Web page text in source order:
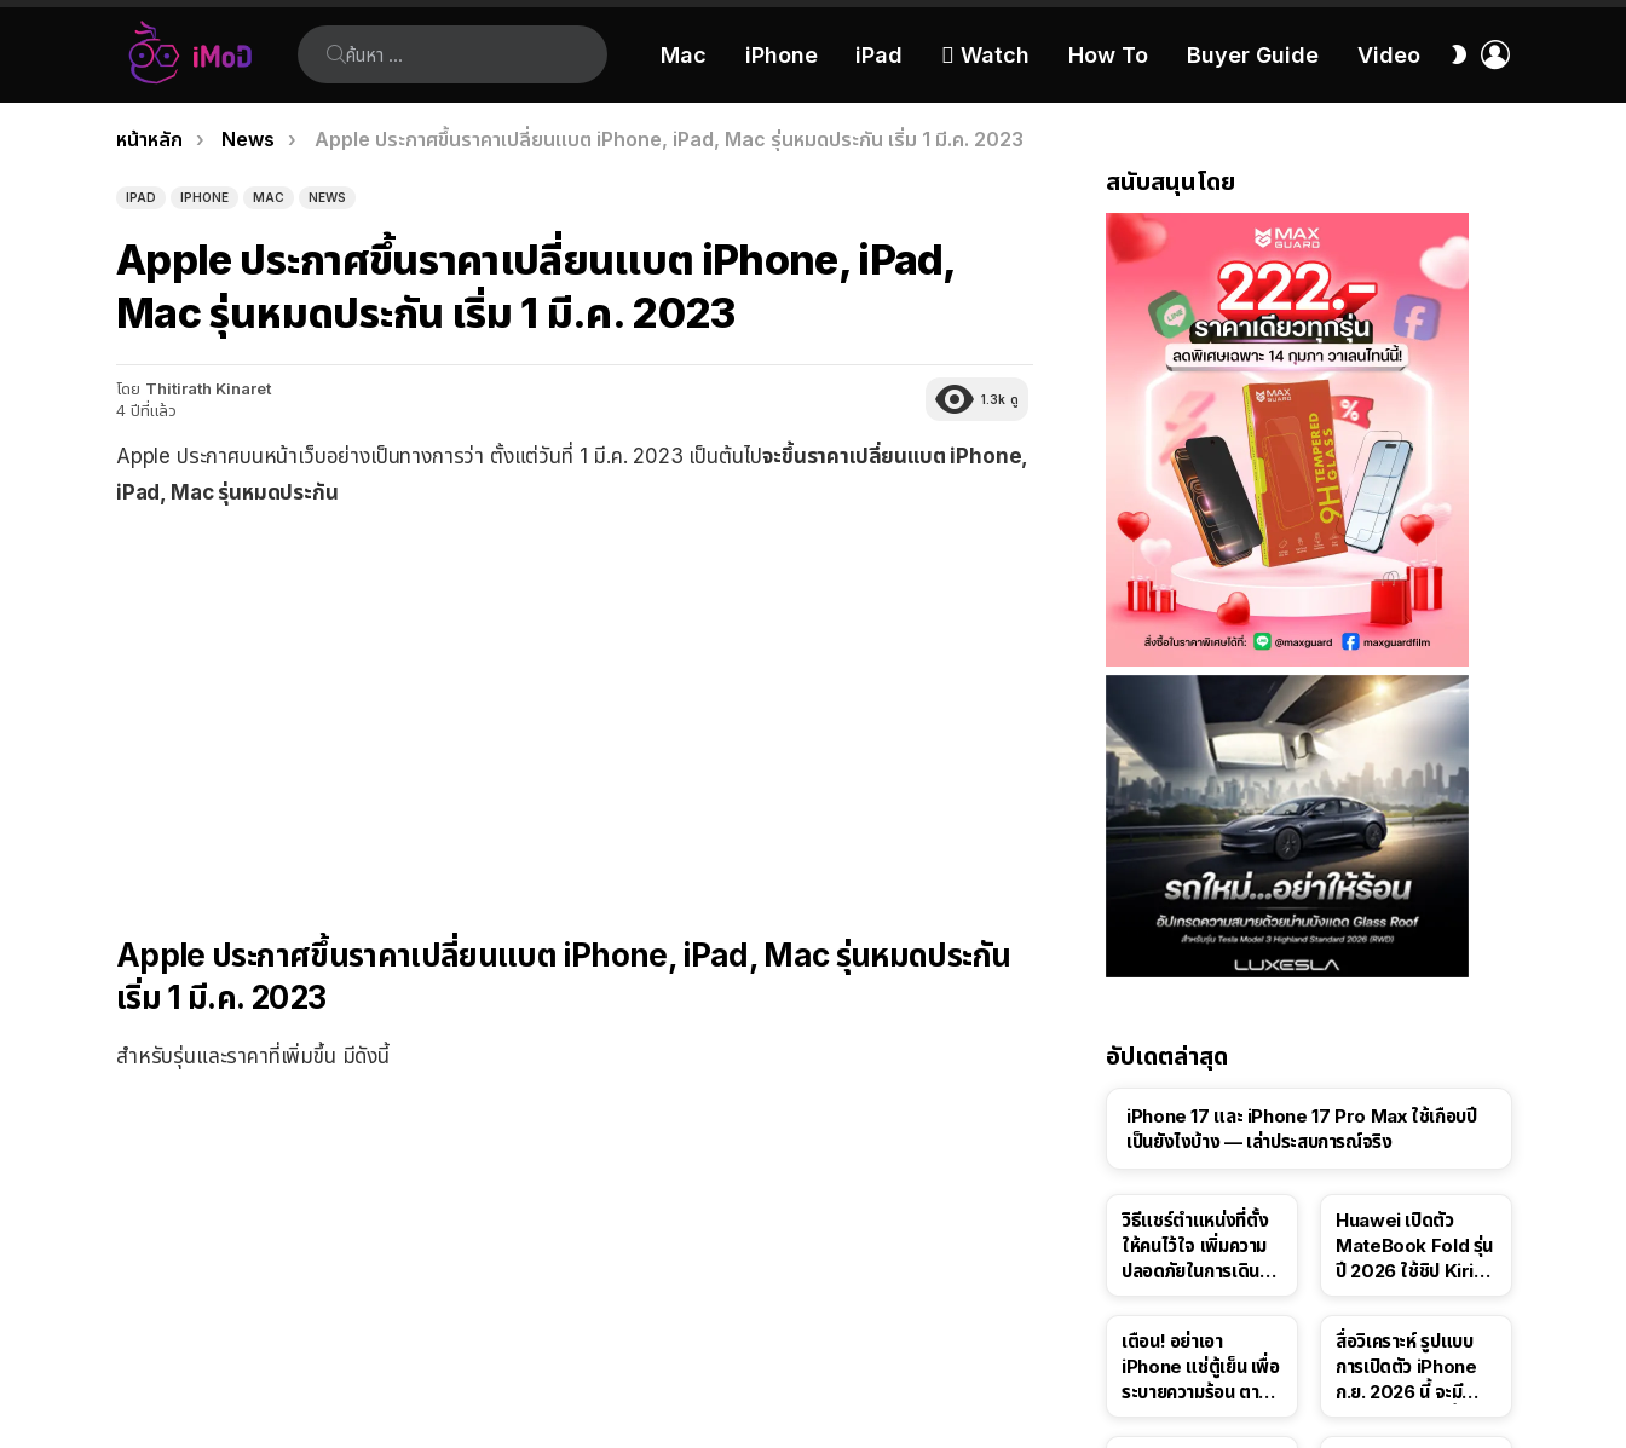
ค้นหา:
Mac iPhone iPad  Watch How To Buyer Guide Video
สลับ
เรื่อง
ล่าสุด
คุณอยู่ที่นี่:
หน้าหลัก News Apple ประกาศขึ้นราคาเปลี่ยนแบต iPhone, iPad, Mac รุ่นหมดประกัน เริ่ม 1 มี.ค. 2023
IPAD IPHONE MAC NEWS
Apple ประกาศขึ้นราคาเปลี่ยนแบต iPhone, iPad,
Mac รุ่นหมดประกัน เริ่ม 1 มี.ค. 2023
โดย Thitirath Kinaret
4 ปีที่แล้ว
1.3k ดู
Apple ประกาศบนหน้าเว็บอย่างเป็นทางการว่า ตั้งแต่วันที่ 1 มี.ค. 2023 เป็นต้นไปจะขึ้นราคาเปลี่ยนแบต iPhone,
iPad, Mac รุ่นหมดประกัน
Apple ประกาศขึ้นราคาเปลี่ยนแบต iPhone, iPad, Mac รุ่นหมดประกัน
เริ่ม 1 มี.ค. 2023
สำหรับรุ่นและราคาที่เพิ่มขึ้น มีดังนี้
สนับสนุนโดย
อัปเดตล่าสุด
41:47
iPhone 17 และ iPhone 17 Pro Max ใช้เกือบปี
เป็นยังไงบ้าง — เล่าประสบการณ์จริง
วิธีแชร์ตำแหน่งที่ตั้ง
ให้คนไว้ใจ เพิ่มความ
ปลอดภัยในการเดิน
Huawei เปิดตัว
MateBook Fold รุ่น
ปี 2026 ใช้ชิป Kirin
เตือน! อย่าเอา
iPhone แช่ตู้เย็น เพื่อ
ระบายความร้อน ตาม
สื่อวิเคราะห์ รูปแบบ
การเปิดตัว iPhone
ก.ย. 2026 นี้ จะมี